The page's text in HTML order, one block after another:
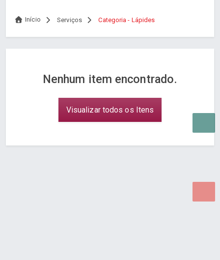
Início Serviços Categoria - Lápides
Nenhum item encontrado.
Visualizar todos os Itens